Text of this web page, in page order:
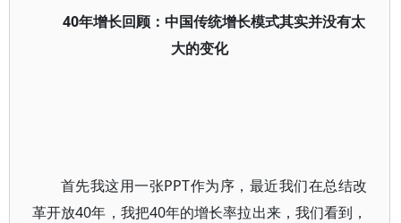
40年增长回顾：中国传统增长模式其实并没有太
大的变化
首先我这用一张PPT作为序，最近我们在总结改
革开放40年，我把40年的增长率拉出来，我们看到，